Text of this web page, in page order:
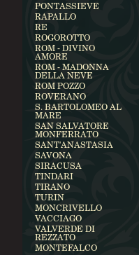
PONTASSIEVE
RAPALLO
RE
ROGOROTTO
ROM - DIVINO
AMORE
ROM - MADONNA
DELLA NEVE
ROM POZZO
ROVERANO
S. BARTOLOMEO AL
MARE
SAN SALVATORE
MONFERRATO
SANT'ANASTASIA
SAVONA
SIRACUSA
TINDARI
TIRANO
TURIN
MONCRIVELLO
VACCIAGO
VALVERDE DI
REZZATO
MONTEFALCO